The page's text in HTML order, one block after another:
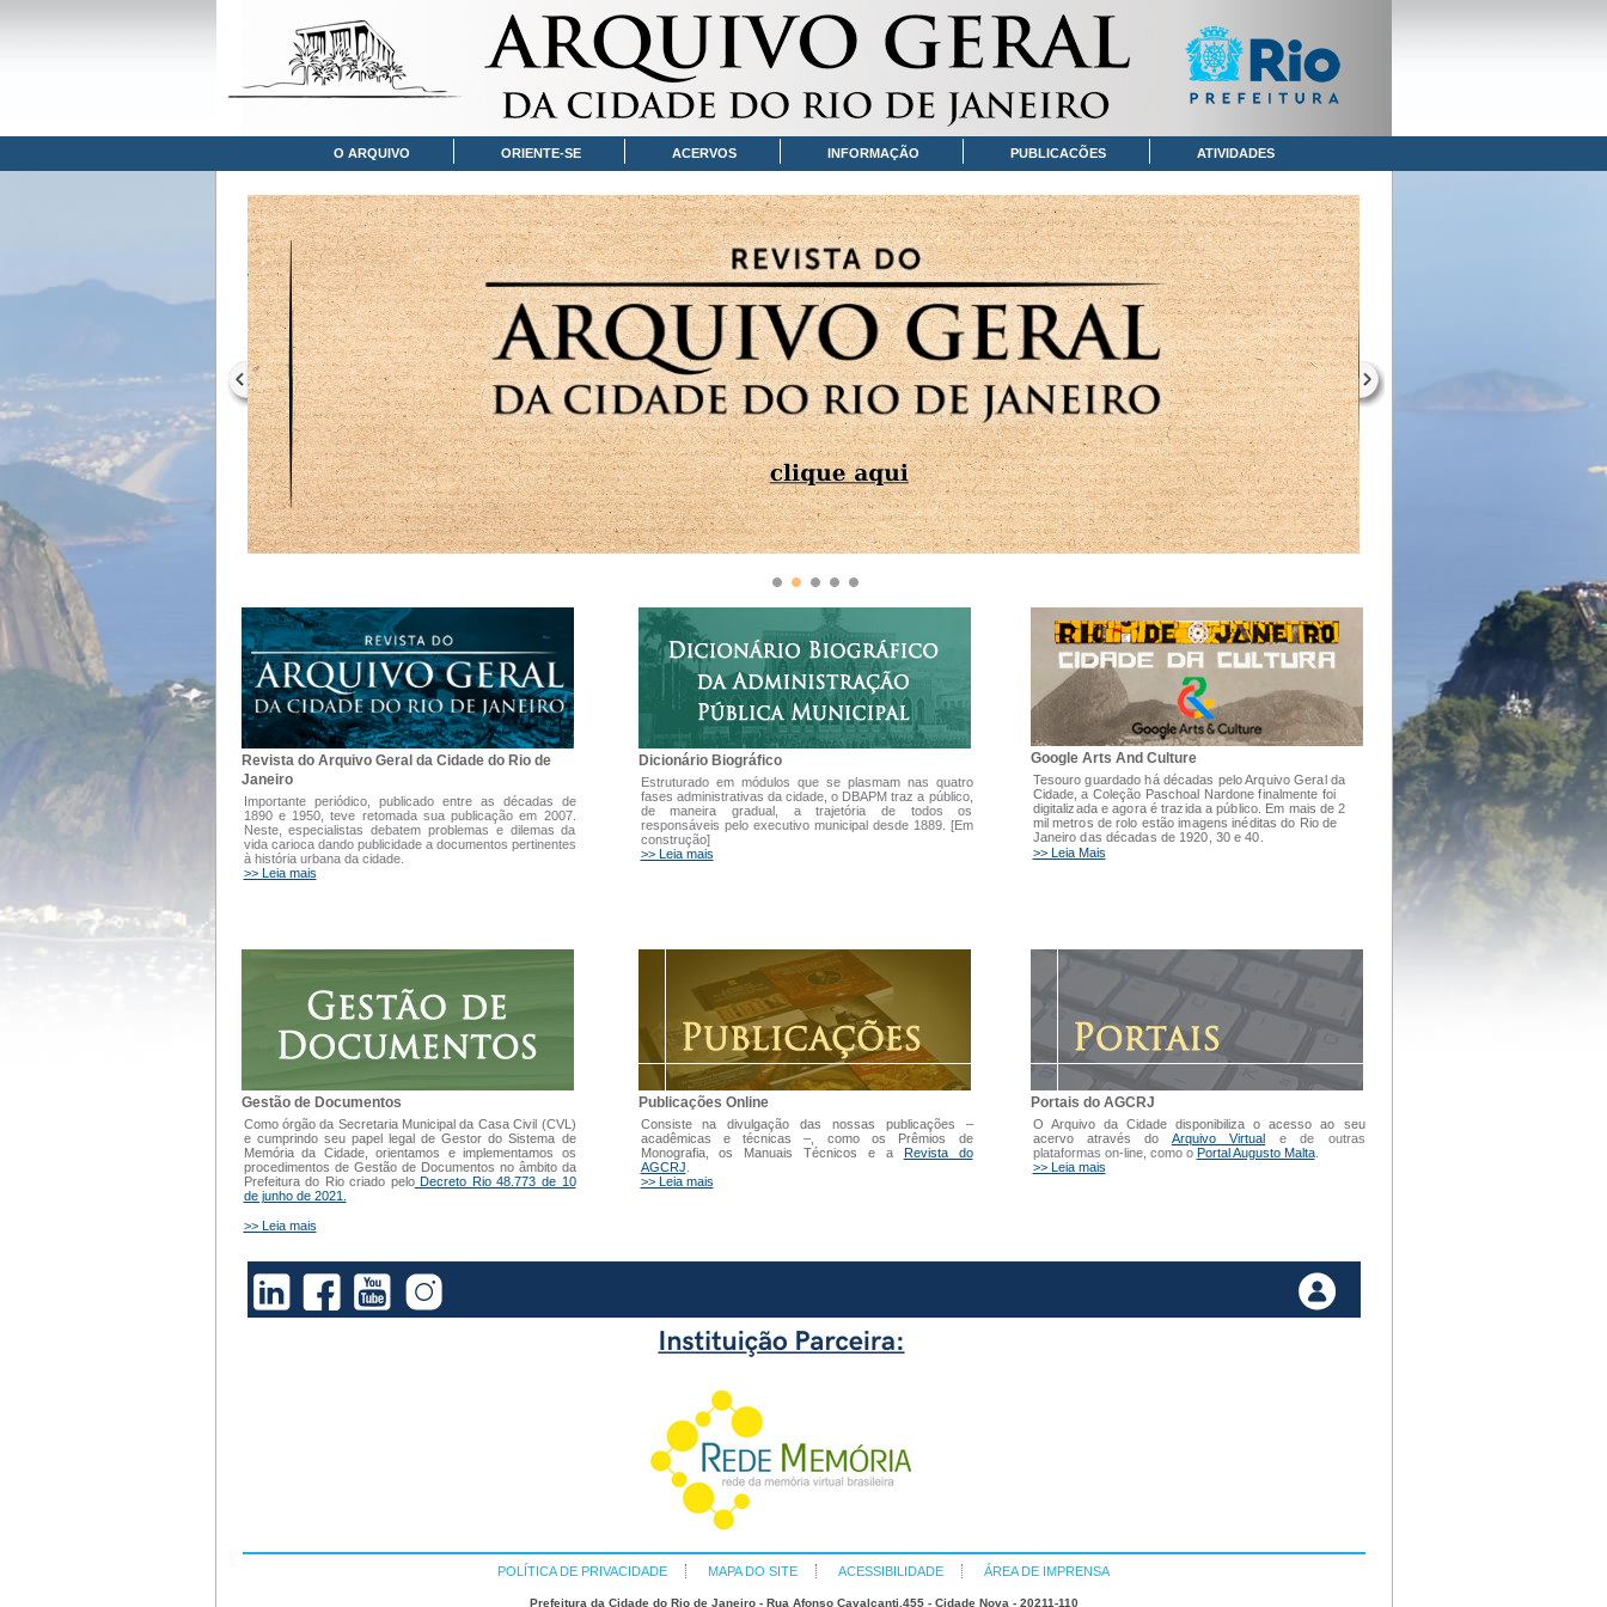
O ARQUIVO ORIENTE-SE ACERVOS INFORMAÇÃO PUBLICACÕES ATIVIDADES
Revista do Arquivo Geral da Cidade do Rio de
Janeiro
Importante periódico, publicado entre as décadas de
1890 e 1950, teve retomada sua publicação em 2007.
Neste, especialistas debatem problemas e dilemas da
vida carioca dando publicidade a documentos pertinentes
à história urbana da cidade.
>> Leia mais
Dicionário Biográfico
Estruturado em módulos que se plasmam nas quatro
fases administrativas da cidade, o DBAPM traz a público,
de maneira gradual, a trajetória de todos os
responsáveis pelo executivo municipal desde 1889. [Em
construção]
>> Leia mais
Google Arts And Culture
Tesouro guardado há décadas pelo Arquivo Geral da
Cidade, a Coleção Paschoal Nardone finalmente foi
digitalizada e agora é trazida a público. Em mais de 2
mil metros de rolo estão imagens inéditas do Rio de
Janeiro das décadas de 1920, 30 e 40.
>> Leia Mais
Gestão de Documentos
Como órgão da Secretaria Municipal da Casa Civil (CVL)
e cumprindo seu papel legal de Gestor do Sistema de
Memória da Cidade, orientamos e implementamos os
procedimentos de Gestão de Documentos no âmbito da
Prefeitura do Rio criado peloDecreto Rio 48.773 de 10
de junho de 2021.
>> Leia mais
Publicações Online
Consiste na divulgação das nossas publicações –
acadêmicas e técnicas –, como os Prêmios de
Monografia, os Manuais Técnicos e a Revista do
AGCRJ
>> Leia mais
Portais do AGCRJ
O Arquivo da Cidade disponibiliza o acesso ao seu
acervo através do Arquivo Virtual e de outras
plataformas on-line, como o Portal Augusto Malta.
>> Leia mais
POLÍTICA DE PRIVACIDADE MAPA DO SITE ACESSIBILIDADE ÁREA DE IMPRENSA
Prefeitura da Cidade do Rio de Janeiro - Rua Afonso Cavalcanti,455 - Cidade Nova - 20211-110